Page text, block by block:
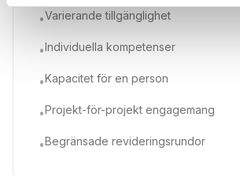
•Varierande tillgänglighet
•Individuella kompetenser
•Kapacitet för en person
•Projekt-för-projekt engagemang
•Begränsade revideringsrundor